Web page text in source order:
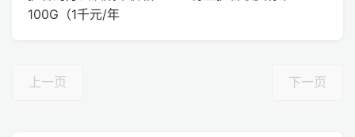
100G（1千元/年
上一页 下一页